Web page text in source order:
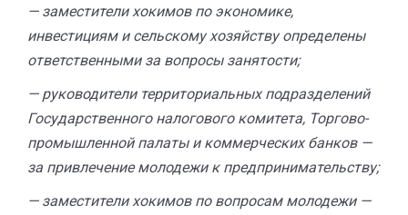
— заместители хокимов по экономике,
инвестициям и сельскому хозяйству определены
ответственными за вопросы занятости;
— руководители территориальных подразделений
Государственного налогового комитета, Торгово-
промышленной палаты и коммерческих банков —
за привлечение молодежи к предпринимательству;
— заместители хокимов по вопросам молодежи —